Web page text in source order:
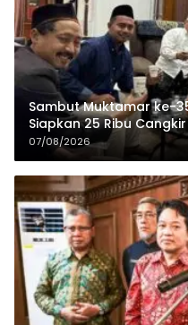
Sambut Muktamar ke-
Siapkan 25 Ribu
07/08/2026